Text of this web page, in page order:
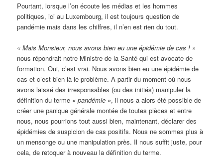
Pourtant, lorsque l’on écoute les médias et les hommes
politiques, ici au Luxembourg, il est toujours question de
pandémie mais dans les chiffres, il n’en est rien du tout.
« Mais Monsieur, nous avons bien eu une épidémie de cas ! »
nous répondrait notre Ministre de la Santé qui est avocate de
formation. Oui, c’est vrai. Nous avons bien eu une épidémie de
cas et c’est bien là le problème. À partir du moment où nous
avons laissé des irresponsables (ou des initiés) manipuler la
définition du terme « pandémie », il nous a alors été possible de
créer une panique générale montée de toutes pièces et entre
nous, nous pourrions tout aussi bien, maintenant, déclarer des
épidémies de suspicion de cas positifs. Nous ne sommes plus à
un mensonge ou une manipulation près. Il nous suffit juste, pour
cela, de retoquer à nouveau la définition du terme.